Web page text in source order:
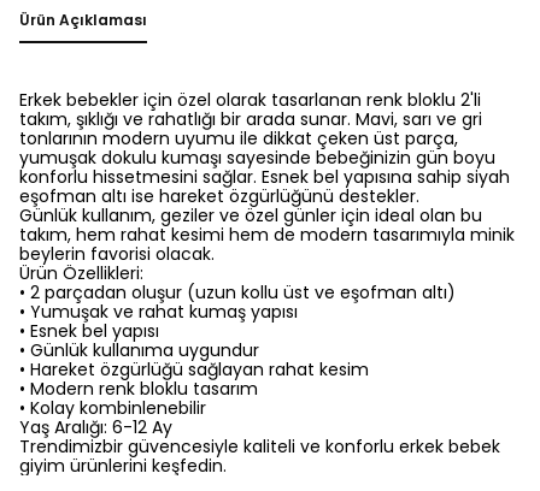
Ürün Açıklaması
Erkek bebekler için özel olarak tasarlanan renk bloklu 2'li
takım, şıklığı ve rahatlığı bir arada sunar. Mavi, sarı ve gri
tonlarının modern uyumu ile dikkat çeken üst parça,
yumuşak dokulu kumaşı sayesinde bebeğinizin gün boyu
konforlu hissetmesini sağlar. Esnek bel yapısına sahip siyah
eşofman altı ise hareket özgürlüğünü destekler.
Günlük kullanım, geziler ve özel günler için ideal olan bu
takım, hem rahat kesimi hem de modern tasarımıyla minik
beylerin favorisi olacak.
Ürün Özellikleri:
• 2 parçadan oluşur (uzun kollu üst ve eşofman altı)
• Yumuşak ve rahat kumaş yapısı
• Esnek bel yapısı
• Günlük kullanıma uygundur
• Hareket özgürlüğü sağlayan rahat kesim
• Modern renk bloklu tasarım
• Kolay kombinlenebilir
Yaş Aralığı: 6-12 Ay
Trendimizbir güvencesiyle kaliteli ve konforlu erkek bebek
giyim ürünlerini keşfedin.